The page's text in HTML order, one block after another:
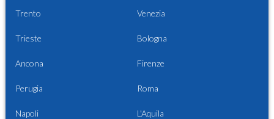
Trento Venezia
Trieste Bologna
Ancona Firenze
Perugia Roma
Napoli L'Aquila